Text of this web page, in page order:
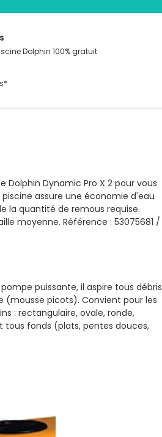
Dolphin 100% gratuit
Dolphin Dynamic Pro X 2 pour vous
assure une économie d'eau
la quantité de remous requise.
moyenne. Référence : 53075681 /
puissante, il aspire tous débris
picots). Convient pour les
: rectangulaire, ovale, ronde,
tous fonds (plats, pentes douces,